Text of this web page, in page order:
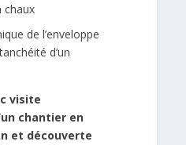
chaux
de l’enveloppe
d’un
visite
chantier en
et découverte